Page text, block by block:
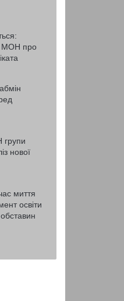
МОН про
групи
нової
миття
освіти